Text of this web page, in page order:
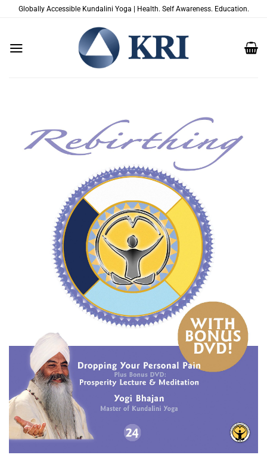
ZumGlobally Accessible Kundalini Yoga | Health. Self Awareness. Education.